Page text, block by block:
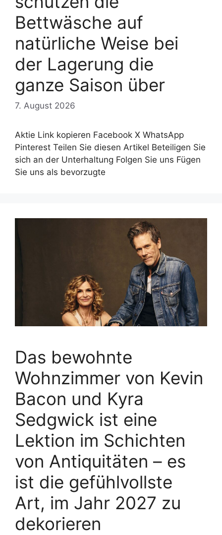
Bettwäsche auf
natürliche Weise bei
der Lagerung die
ganze Saison über
7. August 2026
Aktie Link kopieren Facebook X WhatsApp
Pinterest Teilen Sie diesen Artikel Beteiligen Sie
sich an der Unterhaltung Folgen Sie uns Fügen
Sie uns als bevorzugte
Das bewohnte
Wohnzimmer von Kevin
Bacon und Kyra
Sedgwick ist eine
Lektion im Schichten
von Antiquitäten – es
ist die gefühlvollste
Art, im Jahr 2027 zu
dekorieren